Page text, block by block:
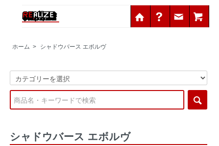
ホーム > シャドウバース エボルヴ
シャドウバース エボルヴ